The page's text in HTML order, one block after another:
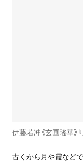
伊藤若冲《玄圃瑤華》
古くから月や霞など